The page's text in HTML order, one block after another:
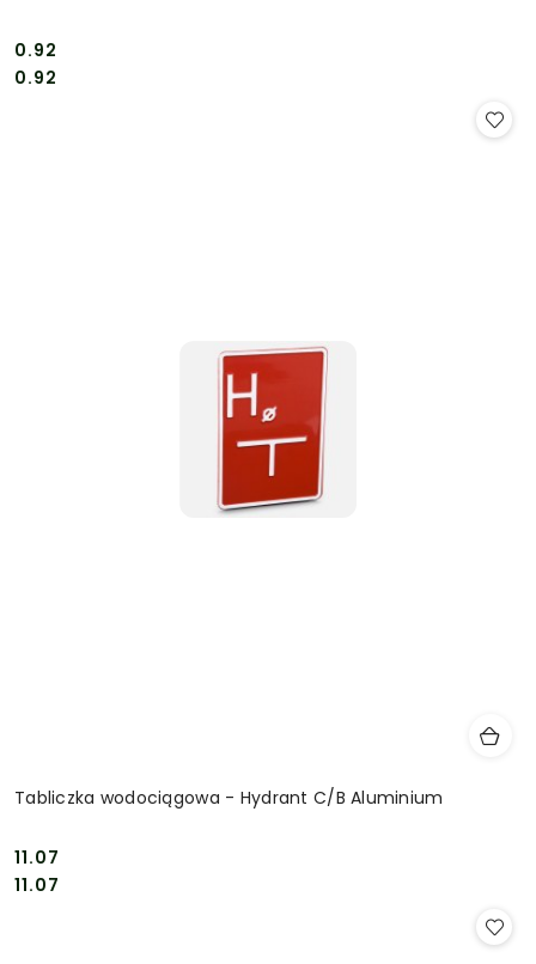
Cena:
0.92
Cena:
0.92
Tabliczka wodociągowa - Hydrant C/B Aluminium
Cena:
11.07
Cena:
11.07